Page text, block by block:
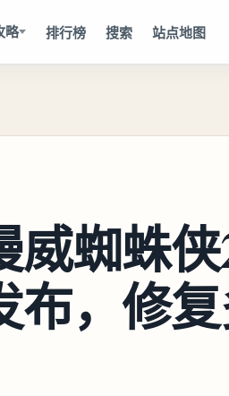
略 排行榜 搜索 站点地图
威蜘蛛
布，修